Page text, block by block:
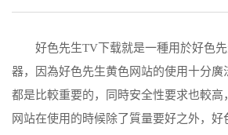
好色先生TV下载就是一種用於好色先
器，因為好色先生黄色网站的使用十分廣
都是比較重要的，同時安全性要求也較高
网站在使用的時候除了質量要好之外，好